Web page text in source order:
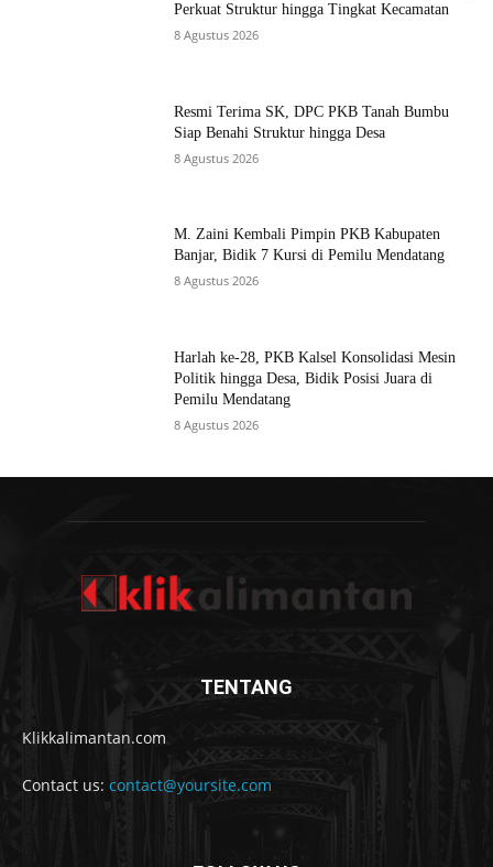
Perkuat Struktur hingga Tingkat Kecamatan
8 Agustus 2026
Resmi Terima SK, DPC PKB Tanah Bumbu
Siap Benahi Struktur hingga Desa
8 Agustus 2026
M. Zaini Kembali Pimpin PKB Kabupaten
Banjar, Bidik 7 Kursi di Pemilu Mendatang
8 Agustus 2026
Harlah ke-28, PKB Kalsel Konsolidasi Mesin
Politik hingga Desa, Bidik Posisi Juara di
Pemilu Mendatang
8 Agustus 2026
TENTANG
Klikkalimantan.com
Contact us: contact@yoursite.com